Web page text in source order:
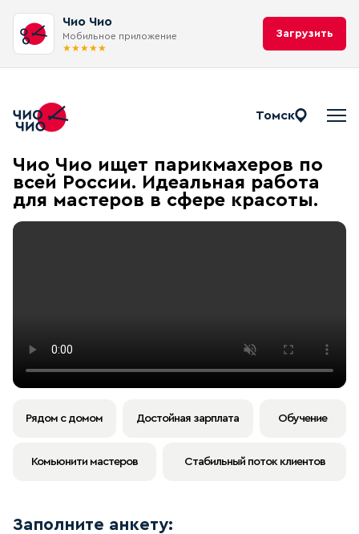
Чио Чио
Мобильное приложение
★★★★★
Загрузить
Томск
Чио Чио ищет парикмахеров по
всей России. Идеальная работа
для мастеров в сфере красоты.
Рядом с домом Достойная зарплата Обучение
Комьюнити мастеров Стабильный поток клиентов
Заполните анкету: